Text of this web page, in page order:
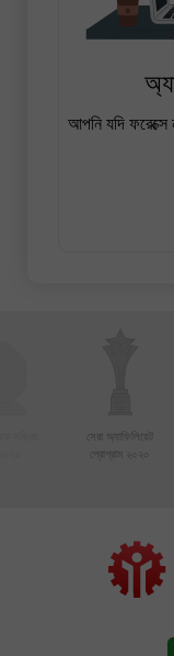
আপনি যদি
সেরা অ্যাফিলিয়েট
প্রোগ্রাম ২০২০